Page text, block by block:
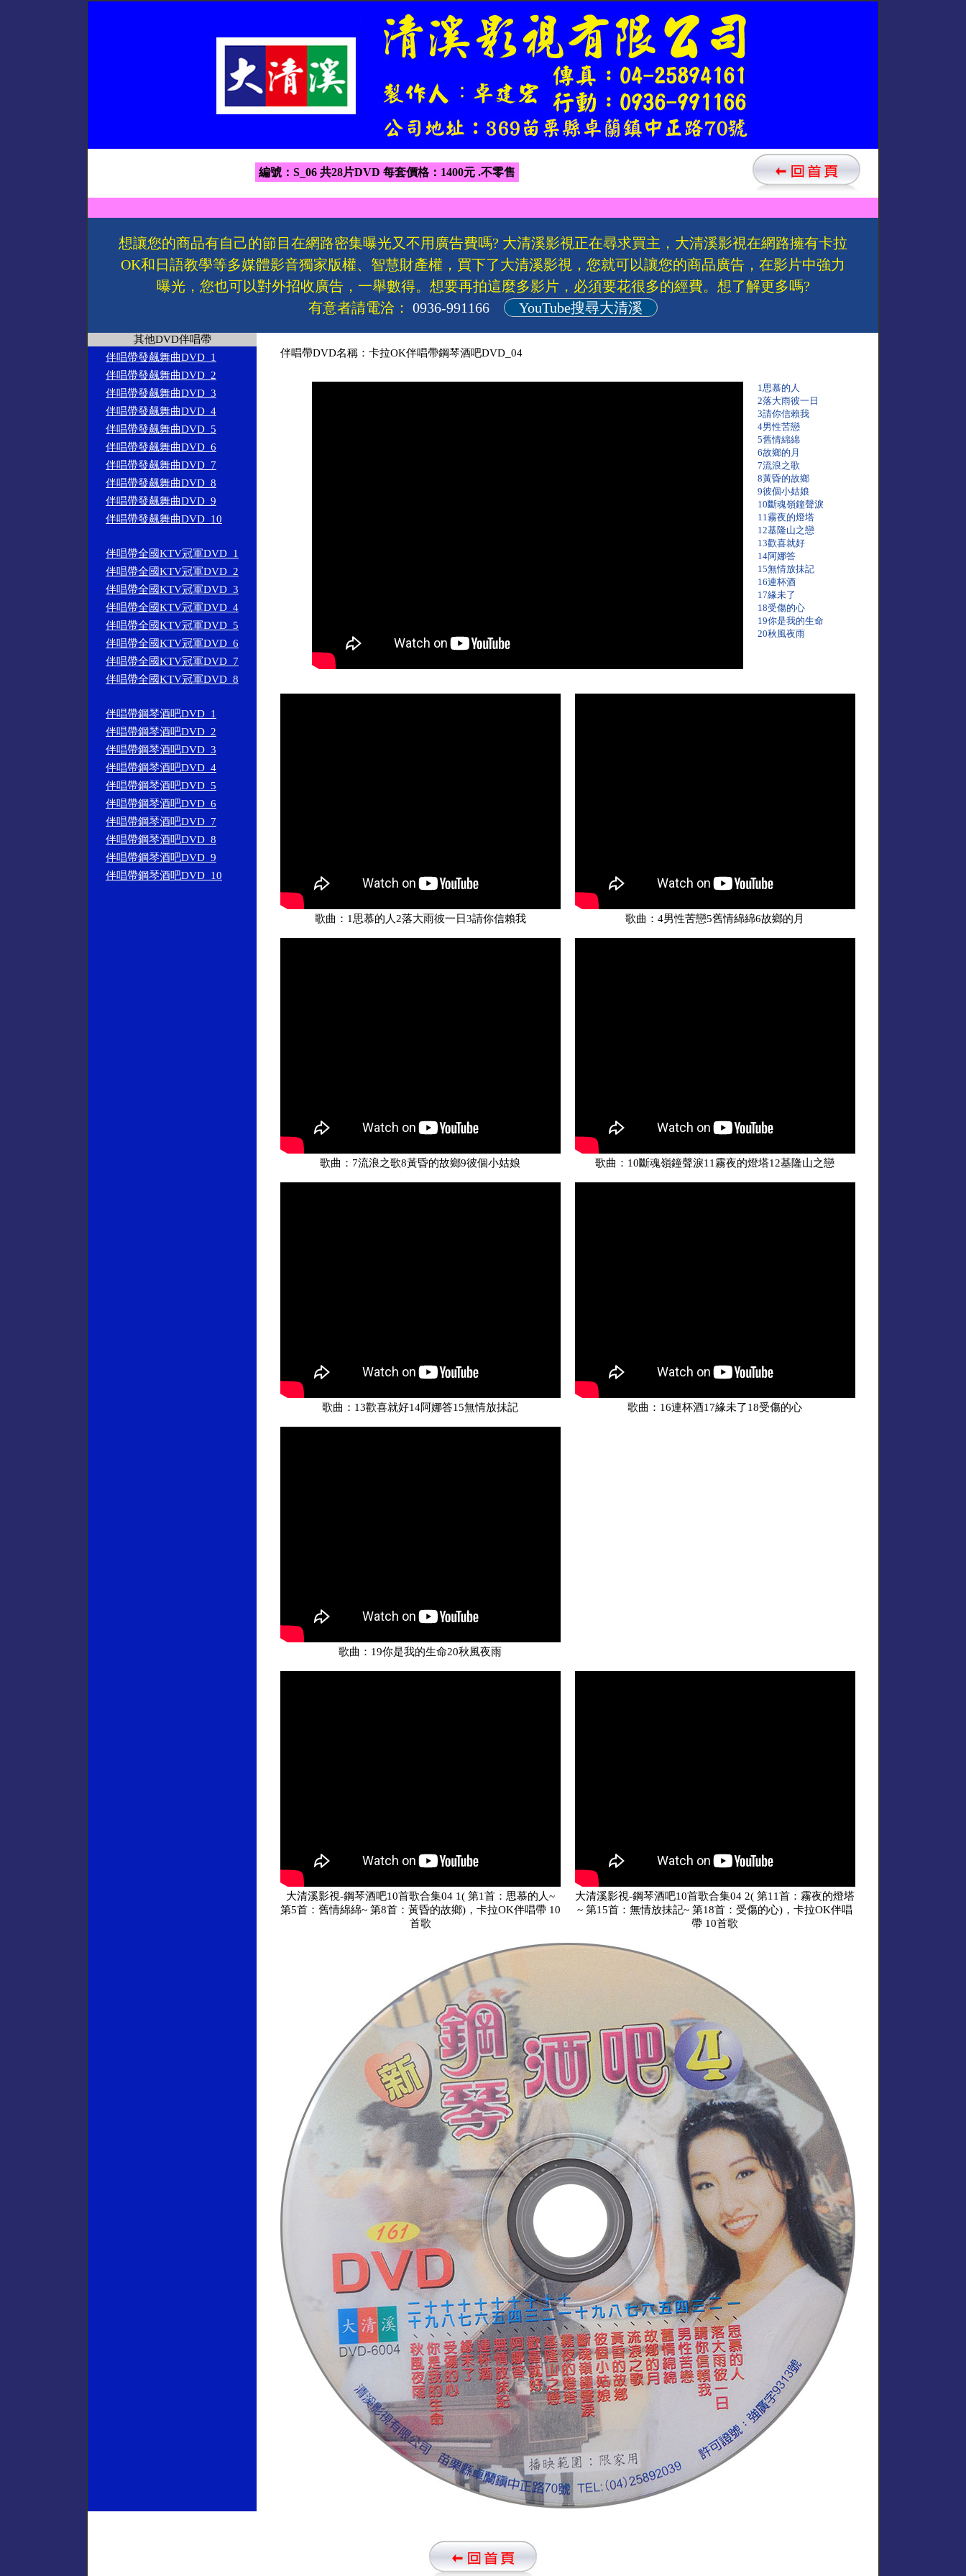
編號：S_06 共28片DVD 每套價格：1400元 .不零售
想讓您的商品有自己的節目在網路密集曝光又不用廣告費嗎? 大清溪影視正在尋求買主，大清溪影視在網路擁有卡拉
OK和日語教學等多媒體影音獨家版權、智慧財產權，買下了大清溪影視，您就可以讓您的商品廣告，在影片中強力
曝光，您也可以對外招收廣告，一舉數得。想要再拍這麼多影片，必須要花很多的經費。想了解更多嗎?
有意者請電洽： 0936-991166 YouTube搜尋大清溪
其他DVD伴唱帶
伴唱帶發飆舞曲DVD_1
伴唱帶發飆舞曲DVD_2
伴唱帶發飆舞曲DVD_3
伴唱帶發飆舞曲DVD_4
伴唱帶發飆舞曲DVD_5
伴唱帶發飆舞曲DVD_6
伴唱帶發飆舞曲DVD_7
伴唱帶發飆舞曲DVD_8
伴唱帶發飆舞曲DVD_9
伴唱帶發飆舞曲DVD_10
伴唱帶全國KTV冠軍DVD_1
伴唱帶全國KTV冠軍DVD_2
伴唱帶全國KTV冠軍DVD_3
伴唱帶全國KTV冠軍DVD_4
伴唱帶全國KTV冠軍DVD_5
伴唱帶全國KTV冠軍DVD_6
伴唱帶全國KTV冠軍DVD_7
伴唱帶全國KTV冠軍DVD_8
伴唱帶鋼琴酒吧DVD_1
伴唱帶鋼琴酒吧DVD_2
伴唱帶鋼琴酒吧DVD_3
伴唱帶鋼琴酒吧DVD_4
伴唱帶鋼琴酒吧DVD_5
伴唱帶鋼琴酒吧DVD_6
伴唱帶鋼琴酒吧DVD_7
伴唱帶鋼琴酒吧DVD_8
伴唱帶鋼琴酒吧DVD_9
伴唱帶鋼琴酒吧DVD_10
伴唱帶DVD名稱：卡拉OK伴唱帶鋼琴酒吧DVD_04
1思慕的人
2落大雨彼一日
3請你信賴我
4男性苦戀
5舊情綿綿
6故鄉的月
7流浪之歌
8黃昏的故鄉
9彼個小姑娘
10斷魂嶺鐘聲淚
11霧夜的燈塔
12基隆山之戀
13歡喜就好
14阿娜答
15無情放抺記
16連杯酒
17緣未了
18受傷的心
19你是我的生命
20秋風夜雨
歌曲：1思慕的人2落大雨彼一日3請你信賴我 歌曲：4男性苦戀5舊情綿綿6故鄉的月
歌曲：7流浪之歌8黃昏的故鄉9彼個小姑娘 歌曲：10斷魂嶺鐘聲淚11霧夜的燈塔12基隆山之戀
歌曲：13歡喜就好14阿娜答15無情放抺記 歌曲：16連杯酒17緣未了18受傷的心
歌曲：19你是我的生命20秋風夜雨
大清溪影視-鋼琴酒吧10首歌合集04 1( 第1首：思慕的人~
第5首：舊情綿綿~ 第8首：黃昏的故鄉)，卡拉OK伴唱帶 10
首歌
大清溪影視-鋼琴酒吧10首歌合集04 2( 第11首：霧夜的燈塔
~ 第15首：無情放抺記~ 第18首：受傷的心)，卡拉OK伴唱
帶 10首歌